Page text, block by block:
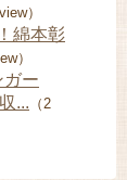
）
綿本彰
）
ガー
... （2